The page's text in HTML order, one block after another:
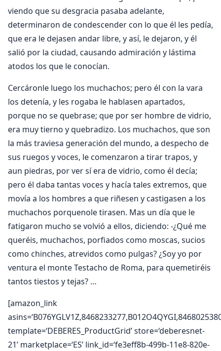
viendo que su desgracia pasaba adelante,
determinaron de condescender con lo que él les pedía,
que era le dejasen andar libre, y así, le dejaron, y él
salió por la ciudad, causando admiración y lástima
atodos los que le conocían.
Cercáronle luego los muchachos; pero él con la vara
los detenía, y les rogaba le hablasen apartados,
porque no se que­brase; que por ser hombre de vidrio,
era muy tierno y quebradizo. Los muchachos, que son
la más traviesa generación del mundo, a despecho de
sus ruegos y voces, le comenzaron a tirar trapos, y
aun piedras, por ver sí era de vidrio, como él decía;
pero él daba tantas voces y hacía tales extremos, que
movía a los hombres a que riñesen y castigasen a los
muchachos porquenole tirasen. Mas un día que le
fatigaron mucho se volvió a ellos, diciendo: -¿Qué me
queréis, muchachos, porfiados como moscas, sucios
como chinches, atrevidos como pulgas? ¿Soy yo por
ventura el monte Testacho de Roma, para quemetiréis
tantos tiestos y tejas? …
[amazon_link
template=‘DEBERES_ProductGrid’ store=‘deberesnet-
21’ marketplace=‘ES’ link_id=‘fe3eff8b-499b-11e8-820e-